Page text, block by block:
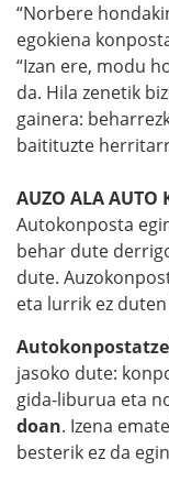
“Norbere
egokiena
“Izan ere, modu
da. Hila zenetik
gainera:
baitituzte
AUZO ALA AUTO
Autokonposta
behar dute
dute.
eta lurrik ez
jasoko dute:
gida-liburua eta
doan. Izena
besterik ez da